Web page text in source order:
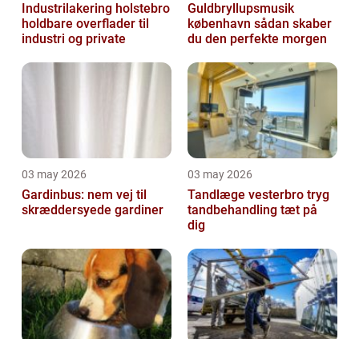
Industrilakering holstebro
holdbare overflader til
industri og private
Guldbryllupsmusik
københavn sådan skaber
du den perfekte morgen
03 may 2026
Gardinbus: nem vej til
skræddersyede gardiner
03 may 2026
Tandlæge vesterbro tryg
tandbehandling tæt på
dig